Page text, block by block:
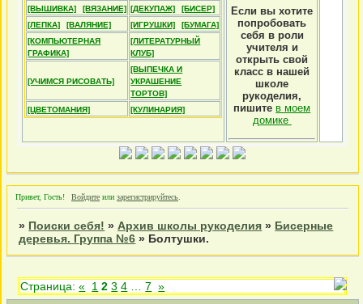
[ВЫШИВКА] [ВЯЗАНИЕ] [ДЕКУПАЖ]
[БИСЕР]
[ЛЕПКА]
[ВАЛЯНИЕ] [ИГРУШКИ]
[БУМАГА]
[КОМПЬЮТЕРНАЯ
ГРАФИКА]
[ЛИТЕРАТУРНЫЙ
КЛУБ]
[УЧИМСЯ РИСОВАТЬ]
[ВЫПЕЧКА И
УКРАШЕНИЕ
ТОРТОВ]
[ЦВЕТОМАНИЯ]
[КУЛИНАРИЯ]
Если вы хотите
попробовать
себя в роли
учителя и
открыть свой
класс в нашей
школе
рукоделия,
пишите в моем
домике
Привет, Гость! Войдите или зарегистрируйтесь
» Поиски себя! »Архив школы рукоделия » Бисерные
деревья. Группа №6 » Болтушки.
Страница:« 1 2 3 4 7 »